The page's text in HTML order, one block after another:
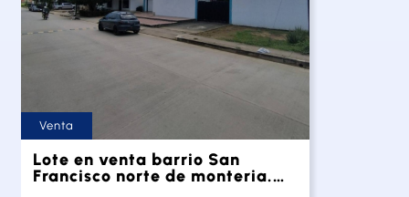
Venta
Lote en venta barrio San
Francisco norte de monteria.